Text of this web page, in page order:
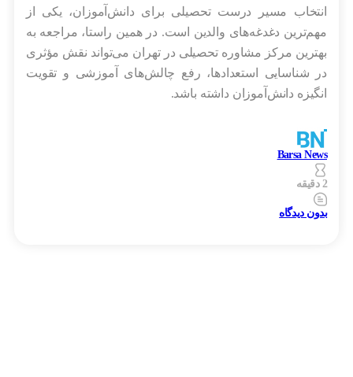
انتخاب مسیر درست تحصیلی برای دانش‌آموزان، یکی از
مهم‌ترین دغدغه‌های والدین است. در همین راستا، مراجعه به
بهترین مرکز مشاوره تحصیلی در تهران می‌تواند نقش مؤثری
در شناسایی استعدادها، رفع چالش‌های آموزشی و تقویت
انگیزه دانش‌آموزان داشته باشد.
Barsa News
بدون دیدگاه